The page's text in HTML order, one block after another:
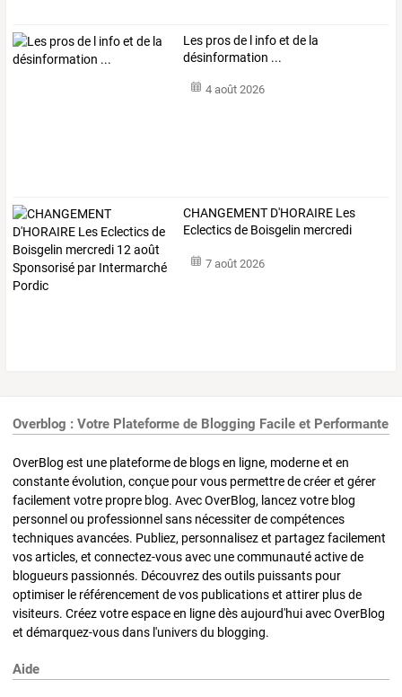
Les pros de l info et de la
désinformation ...
4 août 2026
CHANGEMENT D'HORAIRE Les
Eclecticsde Boisgelin mercredi
7 août 2026
Overblog : Votre Plateforme de Blogging Facile et Performante
OverBlog est une plateforme de blogs en ligne, moderne et en
constante évolution, conçue pour vous permettre de créer et gérer
facilement votre propre blog. Avec OverBlog, lancez votre blog
personnel ou professionnel sans nécessiter de compétences
techniques avancées. Publiez, personnalisez et partagez facilement
vos articles, et connectez-vous avec une communauté active de
blogueurs passionnés. Découvrez des outils puissants pour
optimiser le référencement de vos publications et attirer plus de
visiteurs. Créez votre espace en ligne dès aujourd'hui avec OverBlog
et démarquez-vous dans l'univers du blogging.
Aide